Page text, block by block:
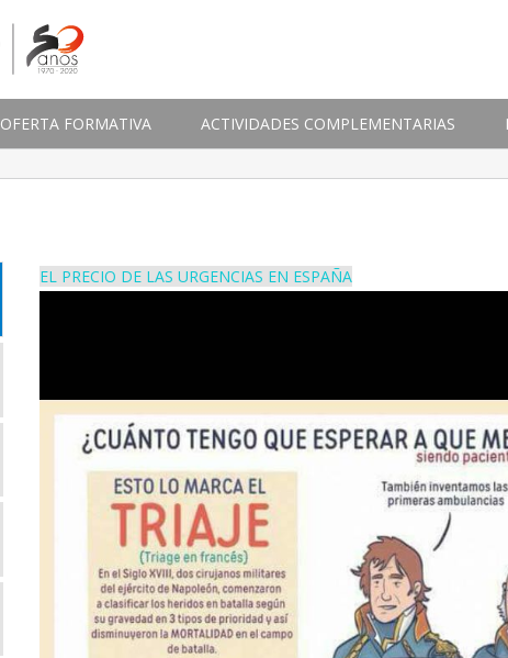
OFERTA FORMATIVA ACTIVIDADES COMPLEMENTARIAS
EL PRECIO DE LAS URGENCIAS EN ESPAÑA